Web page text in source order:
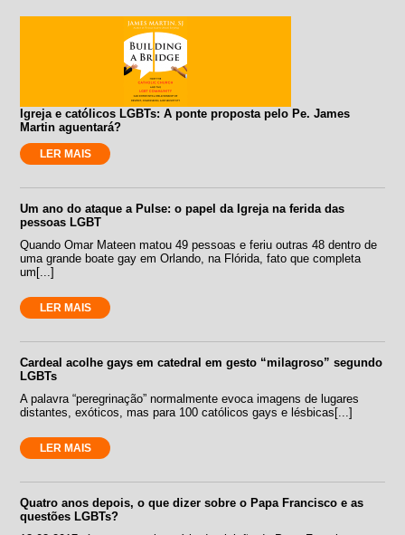
Igreja e católicos LGBTs: A ponte proposta pelo Pe. James
Martin aguentará?
LER MAIS
Um ano do ataque a Pulse: o papel da Igreja na ferida das
pessoas LGBT
Quando Omar Mateen matou 49 pessoas e feriu outras 48 dentro de
uma grande boate gay em Orlando, na Flórida, fato que completa
um[...]
LER MAIS
Cardeal acolhe gays em catedral em gesto “milagroso” segundo
LGBTs
A palavra “peregrinação” normalmente evoca imagens de lugares
distantes, exóticos, mas para 100 católicos gays e lésbicas[...]
LER MAIS
Quatro anos depois, o que dizer sobre o Papa Francisco e as
questões LGBTs?